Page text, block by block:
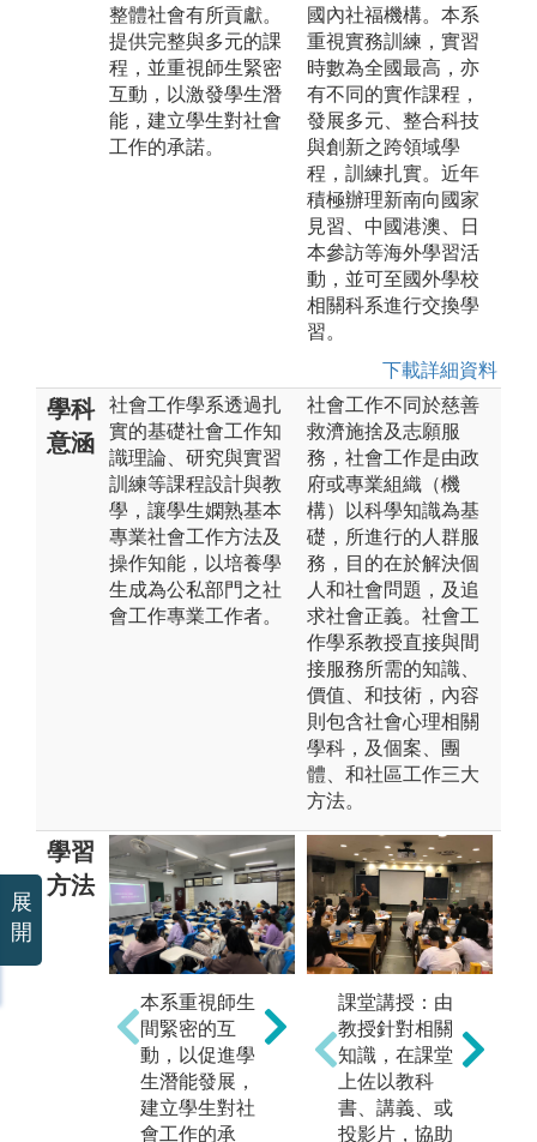
整體社會有所貢獻。
提供完整與多元的課
程，並重視師生緊密
互動，以激發學生潛
能，建立學生對社會
工作的承諾。
國內社福機構。本系
重視實務訓練，實習
時數為全國最高，亦
有不同的實作課程，
發展多元、整合科技
與創新之跨領域學
程，訓練扎實。近年
積極辦理新南向國家
見習、中國港澳、日
本參訪等海外學習活
動，並可至國外學校
相關科系進行交換學
習。
下載詳細資料
學科
意涵
社會工作學系透過扎
實的基礎社會工作知
識理論、研究與實習
訓練等課程設計與教
學，讓學生嫻熟基本
專業社會工作方法及
操作知能，以培養學
生成為公私部門之社
會工作專業工作者。
社會工作不同於慈善
救濟施捨及志願服
務，社會工作是由政
府或專業組織（機
構）以科學知識為基
礎，所進行的人群服
務，目的在於解決個
人和社會問題，及追
求社會正義。社會工
作學系教授直接與間
接服務所需的知識、
價值、和技術，內容
則包含社會心理相關
學科，及個案、團
體、和社區工作三大
方法。
學習
方法
本系重視師生
間緊密的互
動，以促進學
生潛能發展，
建立學生對社
會工作的承
在社工專業方
面，我們藉由
督導、諮詢、
研究和實習之
服務及合作，
使理論與實務
課堂講授：由
教授針對相關
知識，在課堂
上佐以教科
書、講義、或
投影片，協助
展
開